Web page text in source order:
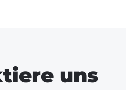
uns